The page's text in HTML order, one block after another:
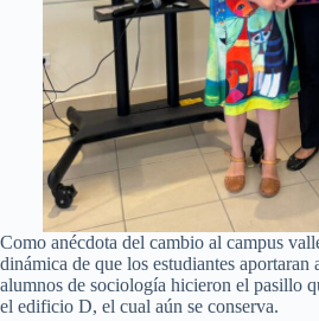
Como anécdota del cambio al campus
dinámica de que los estudiantes aportaran
alumnos de sociología hicieron el pasillo
el edificio D, el cual aún se conserva.